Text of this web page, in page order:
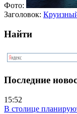
Фото:
Заголовок:
Найти
Последние
15:52
В столице